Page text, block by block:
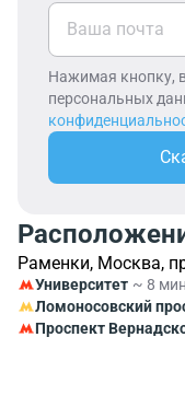
Нажимая кнопку,
персональных
Раменки, Москва,
Университет ~ 8
Ломоносовский
Проспект